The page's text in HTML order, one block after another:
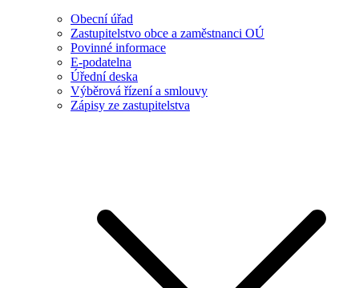
Obecní úřad
Zastupitelstvo obce a zaměstnanci OÚ
Povinné informace
E-podatelna
Úřední deska
Výběrová řízení a smlouvy
Zápisy ze zastupitelstva